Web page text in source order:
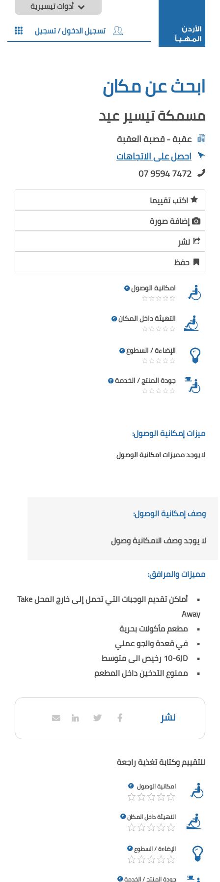
أدوات تيسيرية
تسجيل الدخول / تسجيل
ابحث عن مكان
مسمكة تيسير عيد
عقبة - قصبة العقبة
احصل على الاتجاهات
07 9594 7472
اكتب تقييما
إضافة صورة
نشر
حفظ
امكانية الوصول
التهيئة داخل المكان
الإضاءة / السطوع
جودة المنتج / الخدمة
ميزات إمكانية الوصول:
لا يوجد مميزات امكانية الوصول
وصف إمكانية الوصول:
لا يوجد وصف الامكانية وصول
مميزات والمرافق:
أماكن تقديم الوجبات التي تحمل إلى خارج المحل Take
Away
مطعم مأكولات بحرية
في قعدة والجو عملي
10-6JD رخيص الى متوسط
ممنوع التدخين داخل المطعم
نشر
للتقييم وكتابة تغذية راجعة
امكانية الوصول
التهيئة داخل المكان
الإضاءة / السطوع
جودة المنتج / الخدمة